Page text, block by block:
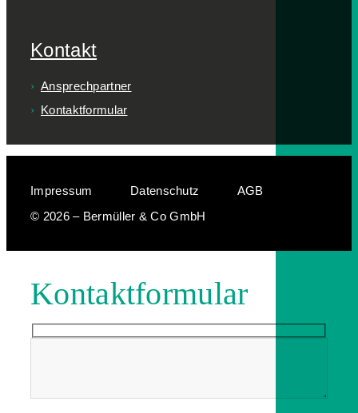
Kontakt
Ansprechpartner
Kontaktformular
Impressum Datenschutz
AGB
© 2026 – Bermüller & Co GmbH
Kontaktformular